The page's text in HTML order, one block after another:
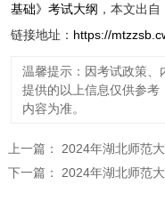
基础》考试大纲 ，本文出自
链接地址： https://
温馨提示：因考试政策、
提供的以上信息仅供参考
内容为准。
上一篇： 2024年湖北师范
下一篇： 2024年湖北师范